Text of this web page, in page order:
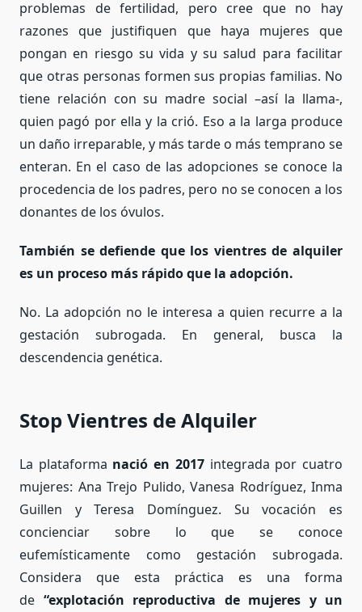
problemas de fertilidad, pero cree que no hay
razones que justifiquen que haya mujeres que
pongan en riesgo su vida y su salud para facilitar
que otras personas formen sus propias familias. No
tiene relación con su madre social –así la llama-,
quien pagó por ella y la crió. Eso a la larga produce
un daño irreparable, y más tarde o más temprano se
enteran. En el caso de las adopciones se conoce la
procedencia de los padres, pero no se conocen a los
donantes de los óvulos.
También se defiende que los vientres de alquiler
es un proceso más rápido que la adopción.
No. La adopción no le interesa a quien recurre a la
gestación subrogada. En general, busca la
descendencia genética.
Stop Vientres de Alquiler
La plataforma nació en 2017integrada por cuatro
mujeres: Ana Trejo Pulido, Vanesa Rodríguez, Inma
Guillen y Teresa Domínguez. Su vocación es
concienciar sobre lo que se conoce
eufemísticamente como gestación subrogada.
Considera que esta práctica es una forma
de “explotación reproductiva de mujeres y un